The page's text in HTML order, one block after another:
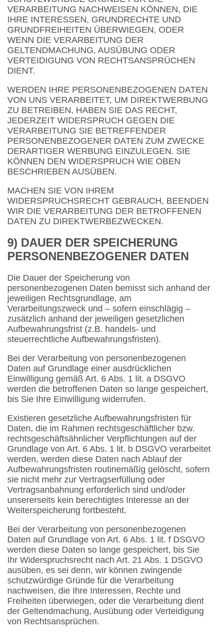
VERARBEITUNG NACHWEISEN KÖNNEN, DIE
IHRE INTERESSEN, GRUNDRECHTE UND
GRUNDFREIHEITEN ÜBERWIEGEN, ODER
WENN DIE VERARBEITUNG DER
GELTENDMACHUNG, AUSÜBUNG ODER
VERTEIDIGUNG VON RECHTSANSPRÜCHEN
DIENT.
WERDEN IHRE PERSONENBEZOGENEN DATEN
VON UNS VERARBEITET, UM DIREKTWERBUNG
ZU BETREIBEN, HABEN SIE DAS RECHT,
JEDERZEIT WIDERSPRUCH GEGEN DIE
VERARBEITUNG SIE BETREFFENDER
PERSONENBEZOGENER DATEN ZUM ZWECKE
DERARTIGER WERBUNG EINZULEGEN. SIE
KÖNNEN DEN WIDERSPRUCH WIE OBEN
BESCHRIEBEN AUSÜBEN.
MACHEN SIE VON IHREM
WIDERSPRUCHSRECHT GEBRAUCH, BEENDEN
WIR DIE VERARBEITUNG DER BETROFFENEN
DATEN ZU DIREKTWERBEZWECKEN.
9) DAUER DER SPEICHERUNG
PERSONENBEZOGENER DATEN
Die Dauer der Speicherung von
personenbezogenen Daten bemisst sich anhand der
jeweiligen Rechtsgrundlage, am
Verarbeitungszweck und – sofern einschlägig –
zusätzlich anhand der jeweiligen gesetzlichen
Aufbewahrungsfrist (z.B. handels- und
steuerrechtliche Aufbewahrungsfristen).
Bei der Verarbeitung von personenbezogenen
Daten auf Grundlage einer ausdrücklichen
Einwilligung gemäß Art. 6 Abs. 1 lit. a DSGVO
werden die betroffenen Daten so lange gespeichert,
bis Sie Ihre Einwilligung widerrufen.
Existieren gesetzliche Aufbewahrungsfristen für
Daten, die im Rahmen rechtsgeschäftlicher bzw.
rechtsgeschäftsähnlicher Verpflichtungen auf der
Grundlage von Art. 6 Abs. 1 lit. b DSGVO verarbeitet
werden, werden diese Daten nach Ablauf der
Aufbewahrungsfristen routinemäßig gelöscht, sofern
sie nicht mehr zur Vertragserfüllung oder
Vertragsanbahnung erforderlich sind und/oder
unsererseits kein berechtigtes Interesse an der
Weiterspeicherung fortbesteht.
Bei der Verarbeitung von personenbezogenen
Daten auf Grundlage von Art. 6 Abs. 1 lit. f DSGVO
werden diese Daten so lange gespeichert, bis Sie
Ihr Widerspruchsrecht nach Art. 21 Abs. 1 DSGVO
ausüben, es sei denn, wir können zwingende
schutzwürdige Gründe für die Verarbeitung
nachweisen, die Ihre Interessen, Rechte und
Freiheiten überwiegen, oder die Verarbeitung dient
der Geltendmachung, Ausübung oder Verteidigung
von Rechtsansprüchen.